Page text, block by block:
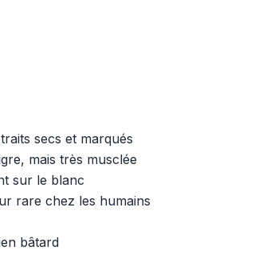
secs et marqués
mais très musclée
sur le blanc
rare chez les humains
bâtard